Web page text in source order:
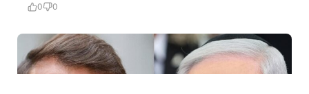
0 0